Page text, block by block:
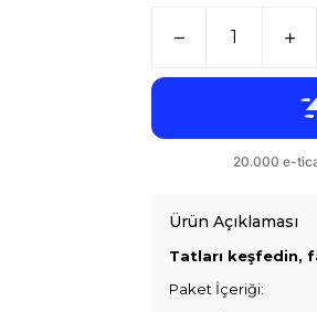
Ürün Açıklaması
Tatları keşfedin,
Paket İçeriği: